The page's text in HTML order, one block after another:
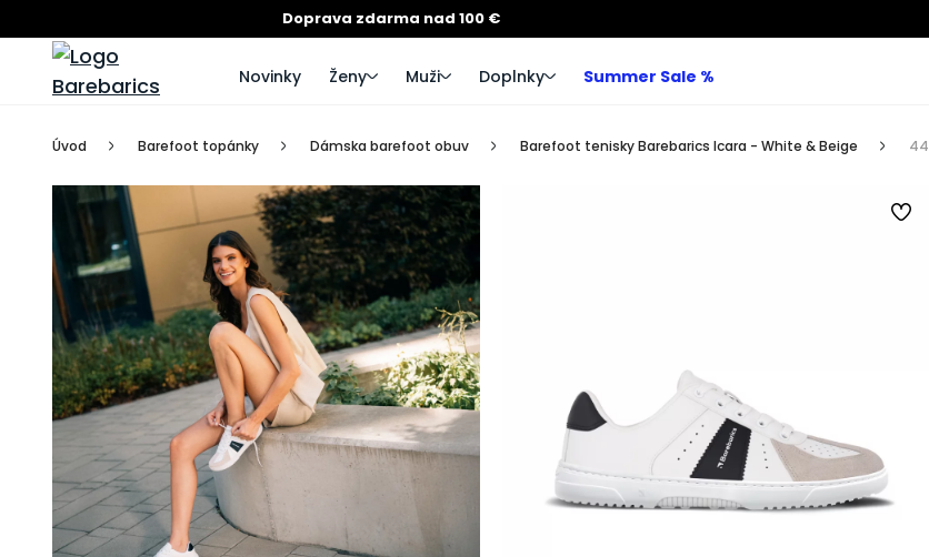
Doprava zdarma nad 100 €
Novinky Ženy Muži Doplnky Summer Sale %
Úvod Barefoot topánky Dámska barefoot obuv Barefoot tenisky Barebarics Icara - White & Beige 44